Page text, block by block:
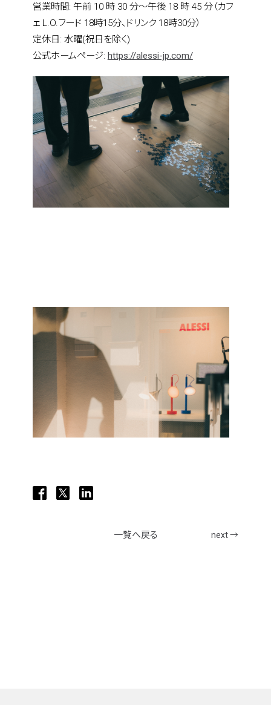
営業時間: 午前 10 時 30 分〜午後 18 時 45 分（カフ
ェ L.O.フード 18時15分、ドリンク 18時30分）
定休日: 水曜(祝日を除く)
公式ホームページ: https://alessi-jp.com/
一覧へ戻る next →